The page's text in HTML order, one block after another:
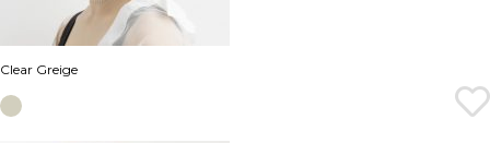
Clear Greige